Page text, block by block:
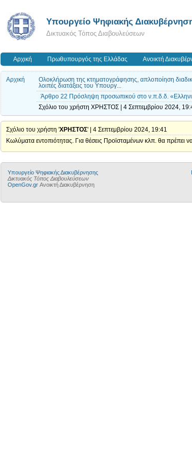
Υπουργείο Ψηφιακής
Δικτυακός Τόπος Διαβουλεύσεων
Αρχική Πρωθυπουργός της Ελλάδας Ανοικτή
Αρχική
Ολοκλήρωση της κτηματογράφησης, απλοποίηση
λοιπές διατάξεις του Υπουργ...
Άρθρο 22 Πρόσληψη προσωπικού στο ν.π.δ.δ.
Σχόλιο του χρήστη ΧΡΗΣΤΟΣ | 4 Σεπτεμβρίου 2024,
Σχόλιο του χρήστη 'ΧΡΗΣΤΟΣ' | 4 Σεπτεμβρίου 2024, 19:41
Κωλύματα εντοπιότητας. Για θέσεις Προϊσταμένων κλπ. θα πρέπει
Υπουργείο Ψηφιακής Διακυβέρνησης
Δικτυακός Τόπος Διαβουλεύσεων
OpenGov.gr Ανοικτή Διακυβέρνηση